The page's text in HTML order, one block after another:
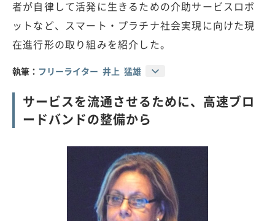
者が自律して活発に生きるための介助サービスロボ
ットなど、スマート・プラチナ社会実現に向けた現
在進行形の取り組みを紹介した。
執筆： フリーライター 井上 猛雄
サービスを流通させるために、高速ブロ
ードバンドの整備から